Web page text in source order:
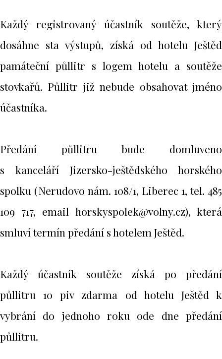
Každý registrovaný účastník soutěže, který
dosáhne sta výstupů, získá od hotelu Ještěd
památeční půllitr s logem hotelu a soutěže
stovkařů. Půllitr již nebude obsahovat jméno
účastníka.
Předání půllitru bude domluveno
s kanceláří Jizersko-ještědského horského
spolku (Nerudovo nám. 108/1, Liberec 1, tel. 485
109 717, email horskyspolek@volny.cz), která
smluví termín předání s hotelem Ještěd.
Každý účastník soutěže získá po předání
půllitru 10 piv zdarma od hotelu Ještěd k
vybrání do jednoho roku ode dne předání
půllitru.